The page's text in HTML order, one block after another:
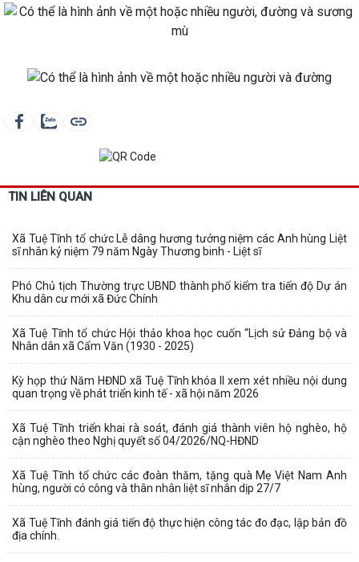
TIN LIÊN QUAN
Xã Tuệ Tĩnh tổ chức Lễ dâng hương tưởng niệm các Anh hùng Liệt
sĩ nhân kỷ niệm 79 năm Ngày Thương binh - Liệt sĩ
Phó Chủ tịch Thường trực UBND thành phố kiểm tra tiến độ Dự án
Khu dân cư mới xã Đức Chính
Xã Tuệ Tĩnh tổ chức Hội thảo khoa học cuốn “Lịch sử Đảng bộ và
Nhân dân xã Cẩm Văn (1930 - 2025)
Kỳ họp thứ Năm HĐND xã Tuệ Tĩnh khóa II xem xét nhiều nội dung
quan trọng về phát triển kinh tế - xã hội năm 2026
Xã Tuệ Tĩnh triển khai rà soát, đánh giá thành viên hộ nghèo, hộ
cận nghèo theo Nghị quyết số 04/2026/NQ-HĐND
Xã Tuệ Tĩnh tổ chức các đoàn thăm, tặng quà Mẹ Việt Nam Anh
hùng, người có công và thân nhân liệt sĩ nhân dịp 27/7
Xã Tuệ Tĩnh đánh giá tiến độ thực hiện công tác đo đạc, lập bản đồ
địa chính.